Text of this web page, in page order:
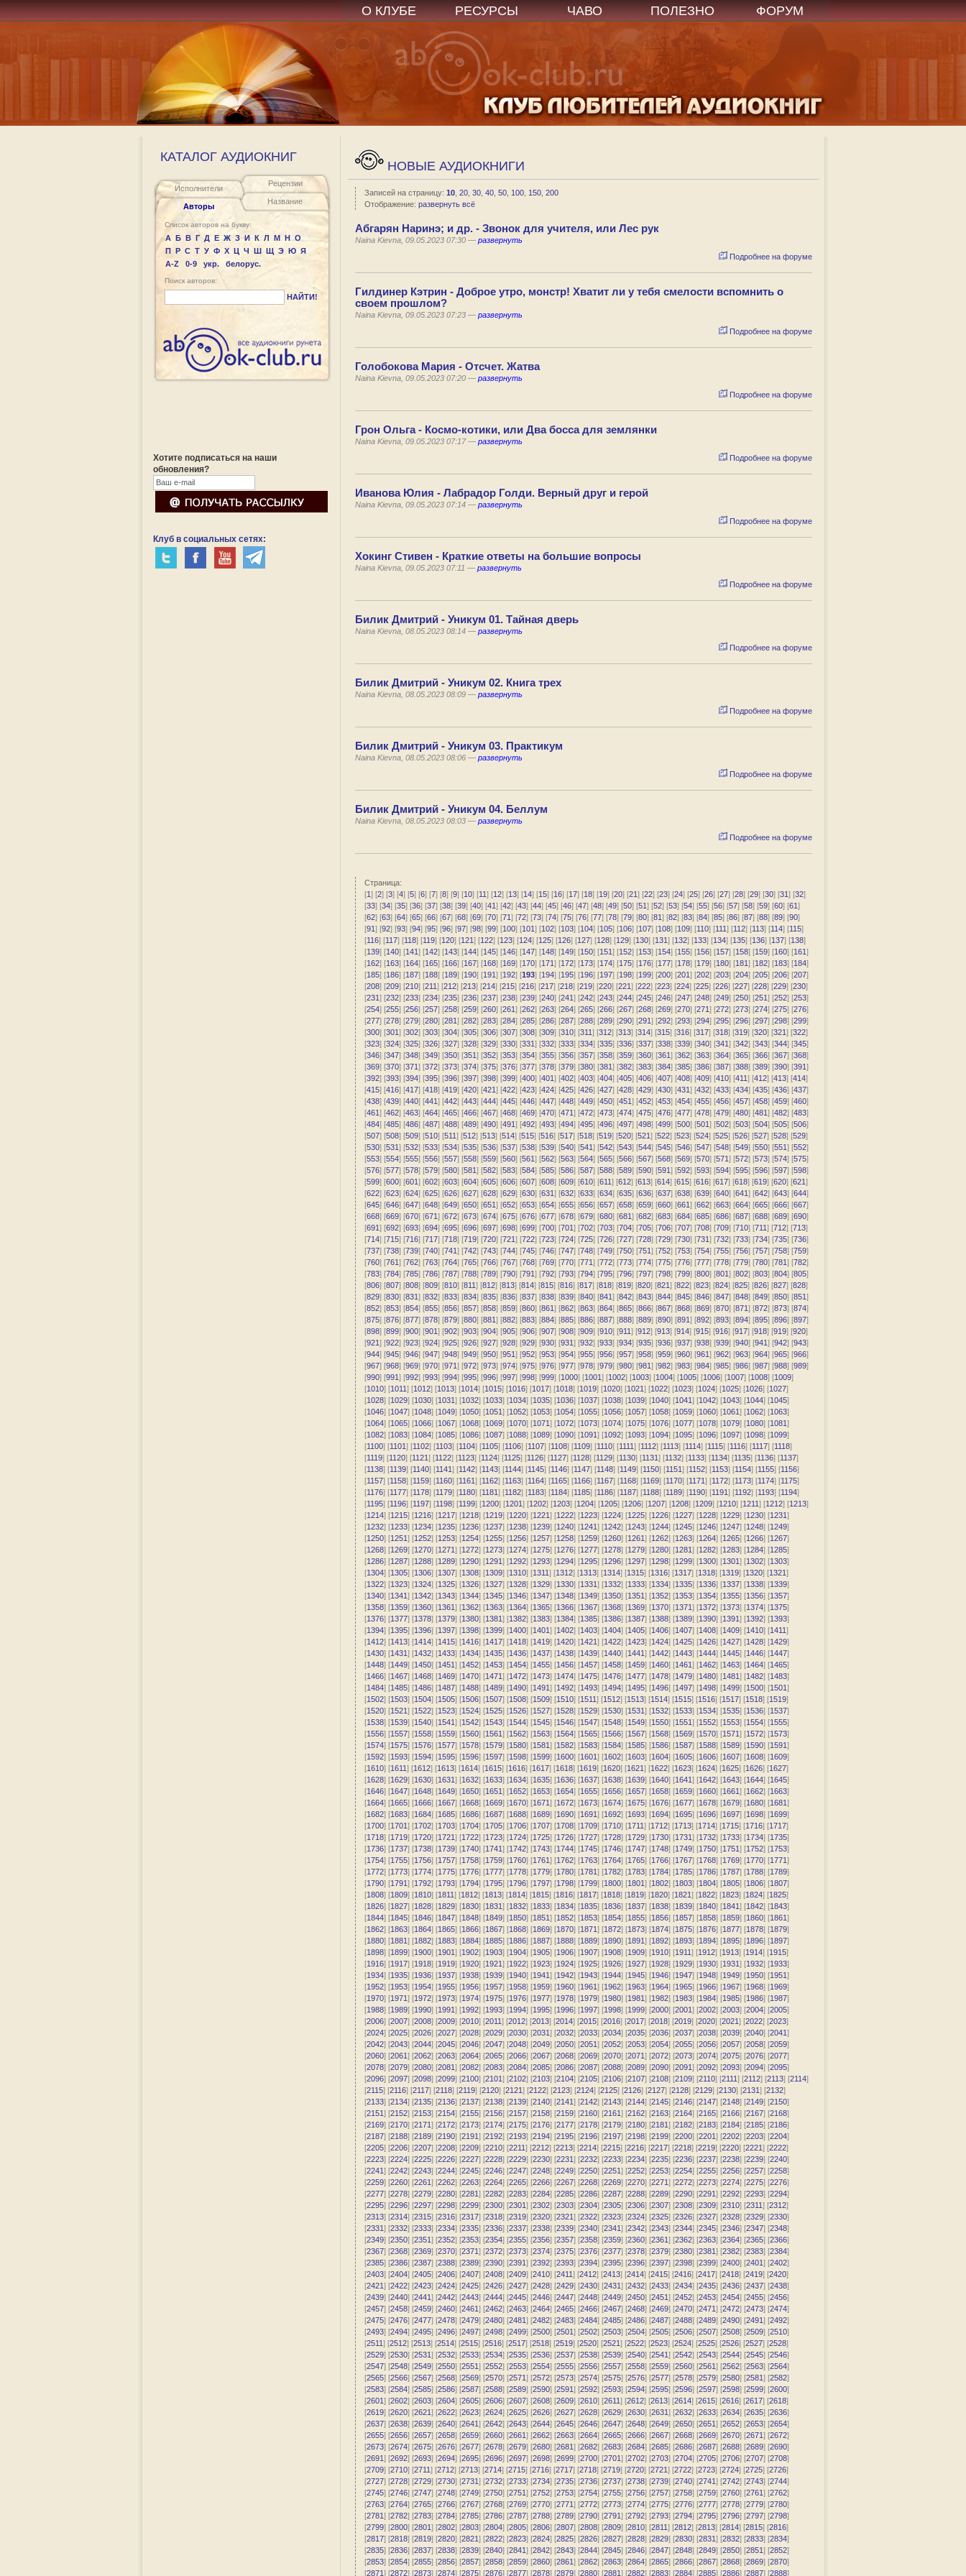
О КЛУБЕ РЕСУРСЫ ЧАВО ПОЛЕЗНО ФОРУМ
КАТАЛОГ АУДИОКНИГ
Исполнители
Авторы
Рецензии
Название
Список авторов на букву:
А Б В Г Д Е Ж З И К Л М Н О
П Р С Т У Ф Х Ц Ч Ш Щ Э Ю Я
A-Z
0-9 укр. белорус.
Поиск авторов:
НАЙТИ!
Хотите подписаться на наши
обновления?
Клуб в социальных сетях:
НОВЫЕ АУДИОКНИГИ
Записей на страницу: 10, 20, 30, 40, 50, 100, 150, 200
Отображение: развернуть всё
Абгарян Наринэ; и др. - Звонок для учителя, или Лес рук
Naina Kievna, 09.05.2023 07:30 — развернуть
Подробнее на форуме
Гилдинер Кэтрин - Доброе утро, монстр! Хватит ли у тебя смелости вспомнить о
своем прошлом?
Naina Kievna, 09.05.2023 07:23 — развернуть
Подробнее на форуме
Голобокова Мария - Отсчет. Жатва
Naina Kievna, 09.05.2023 07:20 — развернуть
Подробнее на форуме
Грон Ольга - Космо-котики, или Два босса для землянки
Naina Kievna, 09.05.2023 07:17 — развернуть
Подробнее на форуме
Иванова Юлия - Лабрадор Голди. Верный друг и герой
Naina Kievna, 09.05.2023 07:14 — развернуть
Подробнее на форуме
Хокинг Стивен - Краткие ответы на большие вопросы
Naina Kievna, 09.05.2023 07:11 — развернуть
Подробнее на форуме
Билик Дмитрий - Уникум 01. Тайная дверь
Naina Kievna, 08.05.2023 08:14 — развернуть
Подробнее на форуме
Билик Дмитрий - Уникум 02. Книга трех
Naina Kievna, 08.05.2023 08:09 — развернуть
Подробнее на форуме
Билик Дмитрий - Уникум 03. Практикум
Naina Kievna, 08.05.2023 08:06 — развернуть
Подробнее на форуме
Билик Дмитрий - Уникум 04. Беллум
Naina Kievna, 08.05.2023 08:03 — развернуть
Подробнее на форуме
Страница:
[1] [2] [3] [4] [5] [6] [7] [8] [9] [10] [11] [12] [13] [14] [15] [16] [17] [18] [19] [20] [21] [22] [23] [24] [25] [26] [27] [28] [29] [30] [31] [32]
[33] [34] [35] [36] [37] [38] [39] [40] [41] [42] [43] [44] [45] [46] [47] [48] [49] [50] [51] [52] [53] [54] [55] [56] [57] [58] [59] [60] [61]
[62] [63] [64] [65] [66] [67] [68] [69] [70] [71] [72] [73] [74] [75] [76] [77] [78] [79] [80] [81] [82] [83] [84] [85] [86] [87] [88] [89] [90]
[91] [92] [93] [94] [95] [96] [97] [98] [99] [100] [101] [102] [103] [104] [105] [106] [107] [108] [109] [110] [111] [112] [113] [114] [115]
[116] [117] [118] [119] [120] [121] [122] [123] [124] [125] [126] [127] [128] [129] [130] [131] [132] [133] [134] [135] [136] [137] [138]
[139] [140] [141] [142] [143] [144] [145] [146] [147] [148] [149] [150] [151] [152] [153] [154] [155] [156] [157] [158] [159] [160] [161]
[162] [163] [164] [165] [166] [167] [168] [169] [170] [171] [172] [173] [174] [175] [176] [177] [178] [179] [180] [181] [182] [183] [184]
[185] [186] [187] [188] [189] [190] [191] [192] [193] [194] [195] [196] [197] [198] [199] [200] [201] [202] [203] [204] [205] [206] [207]
[208] [209] [210] [211] [212] [213] [214] [215] [216] [217] [218] [219] [220] [221] [222] [223] [224] [225] [226] [227] [228] [229] [230]
[231] [232] [233] [234] [235] [236] [237] [238] [239] [240] [241] [242] [243] [244] [245] [246] [247] [248] [249] [250] [251] [252] [253]
[254] [255] [256] [257] [258] [259] [260] [261] [262] [263] [264] [265] [266] [267] [268] [269] [270] [271] [272] [273] [274] [275] [276]
[277] [278] [279] [280] [281] [282] [283] [284] [285] [286] [287] [288] [289] [290] [291] [292] [293] [294] [295] [296] [297] [298] [299]
[300] [301] [302] [303] [304] [305] [306] [307] [308] [309] [310] [311] [312] [313] [314] [315] [316] [317] [318] [319] [320] [321] [322]
[323] [324] [325] [326] [327] [328] [329] [330] [331] [332] [333] [334] [335] [336] [337] [338] [339] [340] [341] [342] [343] [344] [345]
[346] [347] [348] [349] [350] [351] [352] [353] [354] [355] [356] [357] [358] [359] [360] [361] [362] [363] [364] [365] [366] [367] [368]
[369] [370] [371] [372] [373] [374] [375] [376] [377] [378] [379] [380] [381] [382] [383] [384] [385] [386] [387] [388] [389] [390] [391]
[392] [393] [394] [395] [396] [397] [398] [399] [400] [401] [402] [403] [404] [405] [406] [407] [408] [409] [410] [411] [412] [413] [414]
[415] [416] [417] [418] [419] [420] [421] [422] [423] [424] [425] [426] [427] [428] [429] [430] [431] [432] [433] [434] [435] [436] [437]
[438] [439] [440] [441] [442] [443] [444] [445] [446] [447] [448] [449] [450] [451] [452] [453] [454] [455] [456] [457] [458] [459] [460]
[461] [462] [463] [464] [465] [466] [467] [468] [469] [470] [471] [472] [473] [474] [475] [476] [477] [478] [479] [480] [481] [482] [483]
[484] [485] [486] [487] [488] [489] [490] [491] [492] [493] [494] [495] [496] [497] [498] [499] [500] [501] [502] [503] [504] [505] [506]
[507] [508] [509] [510] [511] [512] [513] [514] [515] [516] [517] [518] [519] [520] [521] [522] [523] [524] [525] [526] [527] [528] [529]
[530] [531] [532] [533] [534] [535] [536] [537] [538] [539] [540] [541] [542] [543] [544] [545] [546] [547] [548] [549] [550] [551] [552]
[553] [554] [555] [556] [557] [558] [559] [560] [561] [562] [563] [564] [565] [566] [567] [568] [569] [570] [571] [572] [573] [574] [575]
[576] [577] [578] [579] [580] [581] [582] [583] [584] [585] [586] [587] [588] [589] [590] [591] [592] [593] [594] [595] [596] [597] [598]
[599] [600] [601] [602] [603] [604] [605] [606] [607] [608] [609] [610] [611] [612] [613] [614] [615] [616] [617] [618] [619] [620] [621]
[622] [623] [624] [625] [626] [627] [628] [629] [630] [631] [632] [633] [634] [635] [636] [637] [638] [639] [640] [641] [642] [643] [644]
[645] [646] [647] [648] [649] [650] [651] [652] [653] [654] [655] [656] [657] [658] [659] [660] [661] [662] [663] [664] [665] [666] [667]
[668] [669] [670] [671] [672] [673] [674] [675] [676] [677] [678] [679] [680] [681] [682] [683] [684] [685] [686] [687] [688] [689] [690]
[691] [692] [693] [694] [695] [696] [697] [698] [699] [700] [701] [702] [703] [704] [705] [706] [707] [708] [709] [710] [711] [712] [713]
[714] [715] [716] [717] [718] [719] [720] [721] [722] [723] [724] [725] [726] [727] [728] [729] [730] [731] [732] [733] [734] [735] [736]
[737] [738] [739] [740] [741] [742] [743] [744] [745] [746] [747] [748] [749] [750] [751] [752] [753] [754] [755] [756] [757] [758] [759]
[760] [761] [762] [763] [764] [765] [766] [767] [768] [769] [770] [771] [772] [773] [774] [775] [776] [777] [778] [779] [780] [781] [782]
[783] [784] [785] [786] [787] [788] [789] [790] [791] [792] [793] [794] [795] [796] [797] [798] [799] [800] [801] [802] [803] [804] [805]
[806] [807] [808] [809] [810] [811] [812] [813] [814] [815] [816] [817] [818] [819] [820] [821] [822] [823] [824] [825] [826] [827] [828]
[829] [830] [831] [832] [833] [834] [835] [836] [837] [838] [839] [840] [841] [842] [843] [844] [845] [846] [847] [848] [849] [850] [851]
[852] [853] [854] [855] [856] [857] [858] [859] [860] [861] [862] [863] [864] [865] [866] [867] [868] [869] [870] [871] [872] [873] [874]
[875] [876] [877] [878] [879] [880] [881] [882] [883] [884] [885] [886] [887] [888] [889] [890] [891] [892] [893] [894] [895] [896] [897]
[898] [899] [900] [901] [902] [903] [904] [905] [906] [907] [908] [909] [910] [911] [912] [913] [914] [915] [916] [917] [918] [919] [920]
[921] [922] [923] [924] [925] [926] [927] [928] [929] [930] [931] [932] [933] [934] [935] [936] [937] [938] [939] [940] [941] [942] [943]
[944] [945] [946] [947] [948] [949] [950] [951] [952] [953] [954] [955] [956] [957] [958] [959] [960] [961] [962] [963] [964] [965] [966]
[967] [968] [969] [970] [971] [972] [973] [974] [975] [976] [977] [978] [979] [980] [981] [982] [983] [984] [985] [986] [987] [988] [989]
[990] [991] [992] [993] [994] [995] [996] [997] [998] [999] [1000] [1001] [1002] [1003] [1004] [1005] [1006] [1007] [1008] [1009]
[1010] [1011] [1012] [1013] [1014] [1015] [1016] [1017] [1018] [1019] [1020] [1021] [1022] [1023] [1024] [1025] [1026] [1027]
[1028] [1029] [1030] [1031] [1032] [1033] [1034] [1035] [1036] [1037] [1038] [1039] [1040] [1041] [1042] [1043] [1044] [1045]
[1046] [1047] [1048] [1049] [1050] [1051] [1052] [1053] [1054] [1055] [1056] [1057] [1058] [1059] [1060] [1061] [1062] [1063]
[1064] [1065] [1066] [1067] [1068] [1069] [1070] [1071] [1072] [1073] [1074] [1075] [1076] [1077] [1078] [1079] [1080] [1081]
[1082] [1083] [1084] [1085] [1086] [1087] [1088] [1089] [1090] [1091] [1092] [1093] [1094] [1095] [1096] [1097] [1098] [1099]
[1100] [1101] [1102] [1103] [1104] [1105] [1106] [1107] [1108] [1109] [1110] [1111] [1112] [1113] [1114] [1115] [1116] [1117] [1118]
[1119] [1120] [1121] [1122] [1123] [1124] [1125] [1126] [1127] [1128] [1129] [1130] [1131] [1132] [1133] [1134] [1135] [1136] [1137]
[1138] [1139] [1140] [1141] [1142] [1143] [1144] [1145] [1146] [1147] [1148] [1149] [1150] [1151] [1152] [1153] [1154] [1155] [1156]
[1157] [1158] [1159] [1160] [1161] [1162] [1163] [1164] [1165] [1166] [1167] [1168] [1169] [1170] [1171] [1172] [1173] [1174] [1175]
[1176] [1177] [1178] [1179] [1180] [1181] [1182] [1183] [1184] [1185] [1186] [1187] [1188] [1189] [1190] [1191] [1192] [1193] [1194]
[1195] [1196] [1197] [1198] [1199] [1200] [1201] [1202] [1203] [1204] [1205] [1206] [1207] [1208] [1209] [1210] [1211] [1212] [1213]
[1214] [1215] [1216] [1217] [1218] [1219] [1220] [1221] [1222] [1223] [1224] [1225] [1226] [1227] [1228] [1229] [1230] [1231]
[1232] [1233] [1234] [1235] [1236] [1237] [1238] [1239] [1240] [1241] [1242] [1243] [1244] [1245] [1246] [1247] [1248] [1249]
[1250] [1251] [1252] [1253] [1254] [1255] [1256] [1257] [1258] [1259] [1260] [1261] [1262] [1263] [1264] [1265] [1266] [1267]
[1268] [1269] [1270] [1271] [1272] [1273] [1274] [1275] [1276] [1277] [1278] [1279] [1280] [1281] [1282] [1283] [1284] [1285]
[1286] [1287] [1288] [1289] [1290] [1291] [1292] [1293] [1294] [1295] [1296] [1297] [1298] [1299] [1300] [1301] [1302] [1303]
[1304] [1305] [1306] [1307] [1308] [1309] [1310] [1311] [1312] [1313] [1314] [1315] [1316] [1317] [1318] [1319] [1320] [1321]
[1322] [1323] [1324] [1325] [1326] [1327] [1328] [1329] [1330] [1331] [1332] [1333] [1334] [1335] [1336] [1337] [1338] [1339]
[1340] [1341] [1342] [1343] [1344] [1345] [1346] [1347] [1348] [1349] [1350] [1351] [1352] [1353] [1354] [1355] [1356] [1357]
[1358] [1359] [1360] [1361] [1362] [1363] [1364] [1365] [1366] [1367] [1368] [1369] [1370] [1371] [1372] [1373] [1374] [1375]
[1376] [1377] [1378] [1379] [1380] [1381] [1382] [1383] [1384] [1385] [1386] [1387] [1388] [1389] [1390] [1391] [1392] [1393]
[1394] [1395] [1396] [1397] [1398] [1399] [1400] [1401] [1402] [1403] [1404] [1405] [1406] [1407] [1408] [1409] [1410] [1411]
[1412] [1413] [1414] [1415] [1416] [1417] [1418] [1419] [1420] [1421] [1422] [1423] [1424] [1425] [1426] [1427] [1428] [1429]
[1430] [1431] [1432] [1433] [1434] [1435] [1436] [1437] [1438] [1439] [1440] [1441] [1442] [1443] [1444] [1445] [1446] [1447]
[1448] [1449] [1450] [1451] [1452] [1453] [1454] [1455] [1456] [1457] [1458] [1459] [1460] [1461] [1462] [1463] [1464] [1465]
[1466] [1467] [1468] [1469] [1470] [1471] [1472] [1473] [1474] [1475] [1476] [1477] [1478] [1479] [1480] [1481] [1482] [1483]
[1484] [1485] [1486] [1487] [1488] [1489] [1490] [1491] [1492] [1493] [1494] [1495] [1496] [1497] [1498] [1499] [1500] [1501]
[1502] [1503] [1504] [1505] [1506] [1507] [1508] [1509] [1510] [1511] [1512] [1513] [1514] [1515] [1516] [1517] [1518] [1519]
[1520] [1521] [1522] [1523] [1524] [1525] [1526] [1527] [1528] [1529] [1530] [1531] [1532] [1533] [1534] [1535] [1536] [1537]
[1538] [1539] [1540] [1541] [1542] [1543] [1544] [1545] [1546] [1547] [1548] [1549] [1550] [1551] [1552] [1553] [1554] [1555]
[1556] [1557] [1558] [1559] [1560] [1561] [1562] [1563] [1564] [1565] [1566] [1567] [1568] [1569] [1570] [1571] [1572] [1573]
[1574] [1575] [1576] [1577] [1578] [1579] [1580] [1581] [1582] [1583] [1584] [1585] [1586] [1587] [1588] [1589] [1590] [1591]
[1592] [1593] [1594] [1595] [1596] [1597] [1598] [1599] [1600] [1601] [1602] [1603] [1604] [1605] [1606] [1607] [1608] [1609]
[1610] [1611] [1612] [1613] [1614] [1615] [1616] [1617] [1618] [1619] [1620] [1621] [1622] [1623] [1624] [1625] [1626] [1627]
[1628] [1629] [1630] [1631] [1632] [1633] [1634] [1635] [1636] [1637] [1638] [1639] [1640] [1641] [1642] [1643] [1644] [1645]
[1646] [1647] [1648] [1649] [1650] [1651] [1652] [1653] [1654] [1655] [1656] [1657] [1658] [1659] [1660] [1661] [1662] [1663]
[1664] [1665] [1666] [1667] [1668] [1669] [1670] [1671] [1672] [1673] [1674] [1675] [1676] [1677] [1678] [1679] [1680] [1681]
[1682] [1683] [1684] [1685] [1686] [1687] [1688] [1689] [1690] [1691] [1692] [1693] [1694] [1695] [1696] [1697] [1698] [1699]
[1700] [1701] [1702] [1703] [1704] [1705] [1706] [1707] [1708] [1709] [1710] [1711] [1712] [1713] [1714] [1715] [1716] [1717]
[1718] [1719] [1720] [1721] [1722] [1723] [1724] [1725] [1726] [1727] [1728] [1729] [1730] [1731] [1732] [1733] [1734] [1735]
[1736] [1737] [1738] [1739] [1740] [1741] [1742] [1743] [1744] [1745] [1746] [1747] [1748] [1749] [1750] [1751] [1752] [1753]
[1754] [1755] [1756] [1757] [1758] [1759] [1760] [1761] [1762] [1763] [1764] [1765] [1766] [1767] [1768] [1769] [1770] [1771]
[1772] [1773] [1774] [1775] [1776] [1777] [1778] [1779] [1780] [1781] [1782] [1783] [1784] [1785] [1786] [1787] [1788] [1789]
[1790] [1791] [1792] [1793] [1794] [1795] [1796] [1797] [1798] [1799] [1800] [1801] [1802] [1803] [1804] [1805] [1806] [1807]
[1808] [1809] [1810] [1811] [1812] [1813] [1814] [1815] [1816] [1817] [1818] [1819] [1820] [1821] [1822] [1823] [1824] [1825]
[1826] [1827] [1828] [1829] [1830] [1831] [1832] [1833] [1834] [1835] [1836] [1837] [1838] [1839] [1840] [1841] [1842] [1843]
[1844] [1845] [1846] [1847] [1848] [1849] [1850] [1851] [1852] [1853] [1854] [1855] [1856] [1857] [1858] [1859] [1860] [1861]
[1862] [1863] [1864] [1865] [1866] [1867] [1868] [1869] [1870] [1871] [1872] [1873] [1874] [1875] [1876] [1877] [1878] [1879]
[1880] [1881] [1882] [1883] [1884] [1885] [1886] [1887] [1888] [1889] [1890] [1891] [1892] [1893] [1894] [1895] [1896] [1897]
[1898] [1899] [1900] [1901] [1902] [1903] [1904] [1905] [1906] [1907] [1908] [1909] [1910] [1911] [1912] [1913] [1914] [1915]
[1916] [1917] [1918] [1919] [1920] [1921] [1922] [1923] [1924] [1925] [1926] [1927] [1928] [1929] [1930] [1931] [1932] [1933]
[1934] [1935] [1936] [1937] [1938] [1939] [1940] [1941] [1942] [1943] [1944] [1945] [1946] [1947] [1948] [1949] [1950] [1951]
[1952] [1953] [1954] [1955] [1956] [1957] [1958] [1959] [1960] [1961] [1962] [1963] [1964] [1965] [1966] [1967] [1968] [1969]
[1970] [1971] [1972] [1973] [1974] [1975] [1976] [1977] [1978] [1979] [1980] [1981] [1982] [1983] [1984] [1985] [1986] [1987]
[1988] [1989] [1990] [1991] [1992] [1993] [1994] [1995] [1996] [1997] [1998] [1999] [2000] [2001] [2002] [2003] [2004] [2005]
[2006] [2007] [2008] [2009] [2010] [2011] [2012] [2013] [2014] [2015] [2016] [2017] [2018] [2019] [2020] [2021] [2022] [2023]
[2024] [2025] [2026] [2027] [2028] [2029] [2030] [2031] [2032] [2033] [2034] [2035] [2036] [2037] [2038] [2039] [2040] [2041]
[2042] [2043] [2044] [2045] [2046] [2047] [2048] [2049] [2050] [2051] [2052] [2053] [2054] [2055] [2056] [2057] [2058] [2059]
[2060] [2061] [2062] [2063] [2064] [2065] [2066] [2067] [2068] [2069] [2070] [2071] [2072] [2073] [2074] [2075] [2076] [2077]
[2078] [2079] [2080] [2081] [2082] [2083] [2084] [2085] [2086] [2087] [2088] [2089] [2090] [2091] [2092] [2093] [2094] [2095]
[2096] [2097] [2098] [2099] [2100] [2101] [2102] [2103] [2104] [2105] [2106] [2107] [2108] [2109] [2110] [2111] [2112] [2113] [2114]
[2115] [2116] [2117] [2118] [2119] [2120] [2121] [2122] [2123] [2124] [2125] [2126] [2127] [2128] [2129] [2130] [2131] [2132]
[2133] [2134] [2135] [2136] [2137] [2138] [2139] [2140] [2141] [2142] [2143] [2144] [2145] [2146] [2147] [2148] [2149] [2150]
[2151] [2152] [2153] [2154] [2155] [2156] [2157] [2158] [2159] [2160] [2161] [2162] [2163] [2164] [2165] [2166] [2167] [2168]
[2169] [2170] [2171] [2172] [2173] [2174] [2175] [2176] [2177] [2178] [2179] [2180] [2181] [2182] [2183] [2184] [2185] [2186]
[2187] [2188] [2189] [2190] [2191] [2192] [2193] [2194] [2195] [2196] [2197] [2198] [2199] [2200] [2201] [2202] [2203] [2204]
[2205] [2206] [2207] [2208] [2209] [2210] [2211] [2212] [2213] [2214] [2215] [2216] [2217] [2218] [2219] [2220] [2221] [2222]
[2223] [2224] [2225] [2226] [2227] [2228] [2229] [2230] [2231] [2232] [2233] [2234] [2235] [2236] [2237] [2238] [2239] [2240]
[2241] [2242] [2243] [2244] [2245] [2246] [2247] [2248] [2249] [2250] [2251] [2252] [2253] [2254] [2255] [2256] [2257] [2258]
[2259] [2260] [2261] [2262] [2263] [2264] [2265] [2266] [2267] [2268] [2269] [2270] [2271] [2272] [2273] [2274] [2275] [2276]
[2277] [2278] [2279] [2280] [2281] [2282] [2283] [2284] [2285] [2286] [2287] [2288] [2289] [2290] [2291] [2292] [2293] [2294]
[2295] [2296] [2297] [2298] [2299] [2300] [2301] [2302] [2303] [2304] [2305] [2306] [2307] [2308] [2309] [2310] [2311] [2312]
[2313] [2314] [2315] [2316] [2317] [2318] [2319] [2320] [2321] [2322] [2323] [2324] [2325] [2326] [2327] [2328] [2329] [2330]
[2331] [2332] [2333] [2334] [2335] [2336] [2337] [2338] [2339] [2340] [2341] [2342] [2343] [2344] [2345] [2346] [2347] [2348]
[2349] [2350] [2351] [2352] [2353] [2354] [2355] [2356] [2357] [2358] [2359] [2360] [2361] [2362] [2363] [2364] [2365] [2366]
[2367] [2368] [2369] [2370] [2371] [2372] [2373] [2374] [2375] [2376] [2377] [2378] [2379] [2380] [2381] [2382] [2383] [2384]
[2385] [2386] [2387] [2388] [2389] [2390] [2391] [2392] [2393] [2394] [2395] [2396] [2397] [2398] [2399] [2400] [2401] [2402]
[2403] [2404] [2405] [2406] [2407] [2408] [2409] [2410] [2411] [2412] [2413] [2414] [2415] [2416] [2417] [2418] [2419] [2420]
[2421] [2422] [2423] [2424] [2425] [2426] [2427] [2428] [2429] [2430] [2431] [2432] [2433] [2434] [2435] [2436] [2437] [2438]
[2439] [2440] [2441] [2442] [2443] [2444] [2445] [2446] [2447] [2448] [2449] [2450] [2451] [2452] [2453] [2454] [2455] [2456]
[2457] [2458] [2459] [2460] [2461] [2462] [2463] [2464] [2465] [2466] [2467] [2468] [2469] [2470] [2471] [2472] [2473] [2474]
[2475] [2476] [2477] [2478] [2479] [2480] [2481] [2482] [2483] [2484] [2485] [2486] [2487] [2488] [2489] [2490] [2491] [2492]
[2493] [2494] [2495] [2496] [2497] [2498] [2499] [2500] [2501] [2502] [2503] [2504] [2505] [2506] [2507] [2508] [2509] [2510]
[2511] [2512] [2513] [2514] [2515] [2516] [2517] [2518] [2519] [2520] [2521] [2522] [2523] [2524] [2525] [2526] [2527] [2528]
[2529] [2530] [2531] [2532] [2533] [2534] [2535] [2536] [2537] [2538] [2539] [2540] [2541] [2542] [2543] [2544] [2545] [2546]
[2547] [2548] [2549] [2550] [2551] [2552] [2553] [2554] [2555] [2556] [2557] [2558] [2559] [2560] [2561] [2562] [2563] [2564]
[2565] [2566] [2567] [2568] [2569] [2570] [2571] [2572] [2573] [2574] [2575] [2576] [2577] [2578] [2579] [2580] [2581] [2582]
[2583] [2584] [2585] [2586] [2587] [2588] [2589] [2590] [2591] [2592] [2593] [2594] [2595] [2596] [2597] [2598] [2599] [2600]
[2601] [2602] [2603] [2604] [2605] [2606] [2607] [2608] [2609] [2610] [2611] [2612] [2613] [2614] [2615] [2616] [2617] [2618]
[2619] [2620] [2621] [2622] [2623] [2624] [2625] [2626] [2627] [2628] [2629] [2630] [2631] [2632] [2633] [2634] [2635] [2636]
[2637] [2638] [2639] [2640] [2641] [2642] [2643] [2644] [2645] [2646] [2647] [2648] [2649] [2650] [2651] [2652] [2653] [2654]
[2655] [2656] [2657] [2658] [2659] [2660] [2661] [2662] [2663] [2664] [2665] [2666] [2667] [2668] [2669] [2670] [2671] [2672]
[2673] [2674] [2675] [2676] [2677] [2678] [2679] [2680] [2681] [2682] [2683] [2684] [2685] [2686] [2687] [2688] [2689] [2690]
[2691] [2692] [2693] [2694] [2695] [2696] [2697] [2698] [2699] [2700] [2701] [2702] [2703] [2704] [2705] [2706] [2707] [2708]
[2709] [2710] [2711] [2712] [2713] [2714] [2715] [2716] [2717] [2718] [2719] [2720] [2721] [2722] [2723] [2724] [2725] [2726]
[2727] [2728] [2729] [2730] [2731] [2732] [2733] [2734] [2735] [2736] [2737] [2738] [2739] [2740] [2741] [2742] [2743] [2744]
[2745] [2746] [2747] [2748] [2749] [2750] [2751] [2752] [2753] [2754] [2755] [2756] [2757] [2758] [2759] [2760] [2761] [2762]
[2763] [2764] [2765] [2766] [2767] [2768] [2769] [2770] [2771] [2772] [2773] [2774] [2775] [2776] [2777] [2778] [2779] [2780]
[2781] [2782] [2783] [2784] [2785] [2786] [2787] [2788] [2789] [2790] [2791] [2792] [2793] [2794] [2795] [2796] [2797] [2798]
[2799] [2800] [2801] [2802] [2803] [2804] [2805] [2806] [2807] [2808] [2809] [2810] [2811] [2812] [2813] [2814] [2815] [2816]
[2817] [2818] [2819] [2820] [2821] [2822] [2823] [2824] [2825] [2826] [2827] [2828] [2829] [2830] [2831] [2832] [2833] [2834]
[2835] [2836] [2837] [2838] [2839] [2840] [2841] [2842] [2843] [2844] [2845] [2846] [2847] [2848] [2849] [2850] [2851] [2852]
[2853] [2854] [2855] [2856] [2857] [2858] [2859] [2860] [2861] [2862] [2863] [2864] [2865] [2866] [2867] [2868] [2869] [2870]
[2871] [2872] [2873] [2874] [2875] [2876] [2877] [2878] [2879] [2880] [2881] [2882] [2883] [2884] [2885] [2886] [2887] [2888]